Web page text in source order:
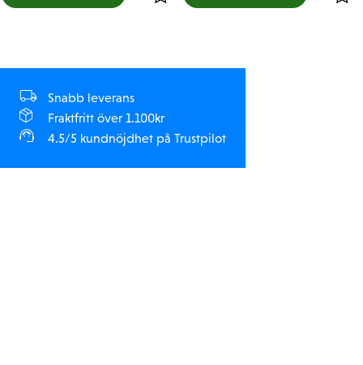
Snabb leverans
Fraktfritt över 1.100kr
4.5/5 kundnöjdhet på Trustpilot